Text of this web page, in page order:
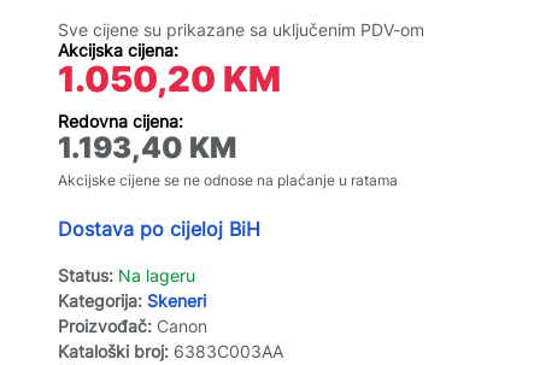
Sve cijene su prikazane sa uključenim PDV-om
Akcijska cijena:
1.050,20 KM
Redovna cijena:
1.193,40 KM
Akcijske cijene se ne odnose na plaćanje u ratama
Dostava po cijeloj BiH
Status: Na lageru
Kategorija: Skeneri
Proizvođač: Canon
Kataloški broj: 6383C003AA